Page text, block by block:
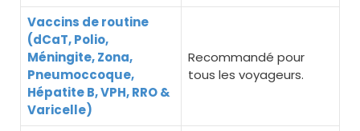
Vaccins de routine
(dCaT, Polio,
Méningite, Zona,
Pneumoccoque,
Hépatite B, VPH, RRO &
Varicelle)
Recommandé pour
tous les voyageurs.